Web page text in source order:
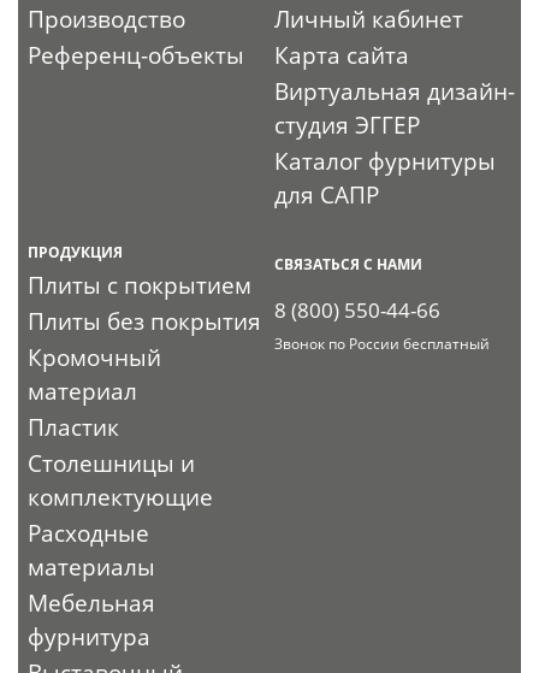
Производство
Референц-объекты
Личный кабинет
Карта сайта
Виртуальная дизайн-
студия ЭГГЕР
Каталог фурнитуры
для САПР
ПРОДУКЦИЯ
Плиты с покрытием
Плиты без покрытия
Кромочный
материал
Пластик
Столешницы и
комплектующие
Расходные
материалы
Мебельная
фурнитура
СВЯЗАТЬСЯ С НАМИ
8 (800) 550-44-66
Звонок по России бесплатный